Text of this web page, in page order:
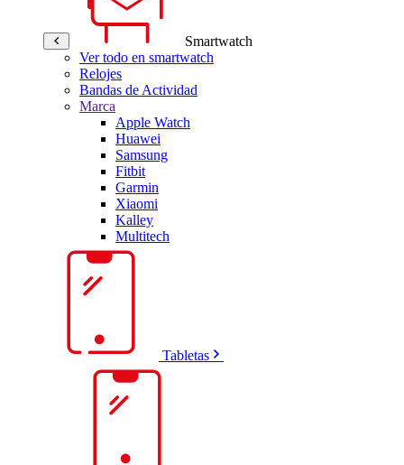
Smartwatch
Ver todo en smartwatch
Relojes
Bandas de Actividad
Marca
Apple Watch
Huawei
Samsung
Fitbit
Garmin
Xiaomi
Kalley
Multitech
Tabletas